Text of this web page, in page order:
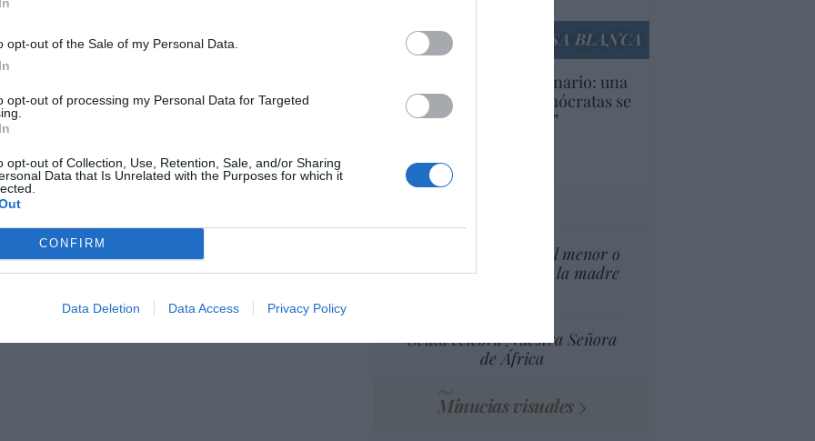
opt-out of the Sale of my Personal Data.
opt-out of processing my Personal Data for Targeted
opt-out of Collection, Use, Retention, Sale, and/or Sharing
Data that Is Unrelated with the Purposes for which it
CONFIRM
Data Deletion Data Access Privacy Policy
las dos columnas de Hércules
06/08/26 07:58
LA CASA BLANCA
EEUU. Inquietante escenario: una
tercera parte de los demócratas se
define como “socialista”
Artículos anteriores
¿El Superior interés el menor o
el superior interés de la madre
Ceuta celebra Nuestra Señora
de África
Minucias visuales